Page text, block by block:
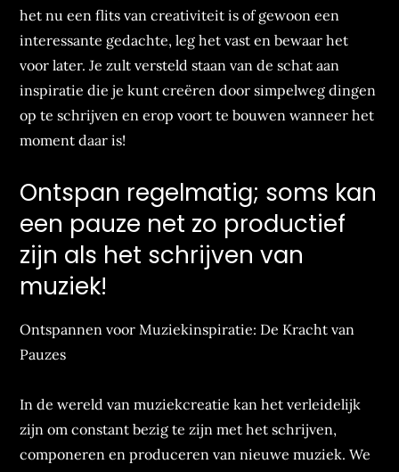
het nu een flits van creativiteit is of gewoon een
interessante gedachte, leg het vast en bewaar het
voor later. Je zult versteld staan van de schat aan
inspiratie die je kunt creëren door simpelweg dingen
op te schrijven en erop voort te bouwen wanneer het
moment daar is!
Ontspan regelmatig; soms kan
een pauze net zo productief
zijn als het schrijven van
muziek!
Ontspannen voor Muziekinspiratie: De Kracht van
Pauzes
In de wereld van muziekcreatie kan het verleidelijk
zijn om constant bezig te zijn met het schrijven,
componeren en produceren van nieuwe muziek. We